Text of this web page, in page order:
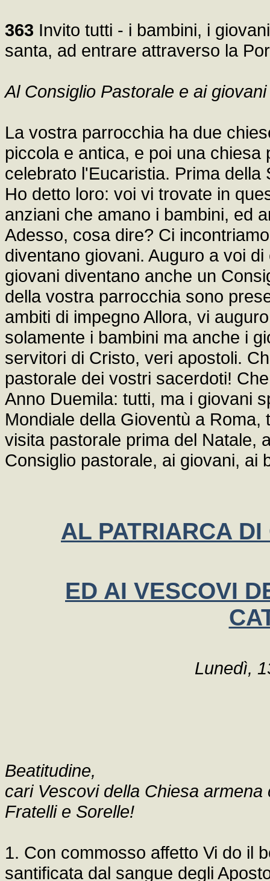
363 Invito tutti - i bambini, i
santa, ad entrare attraverso la
Al Consiglio Pastorale e ai giovani
La vostra parrocchia ha due
piccola e antica, e poi una
celebrato l'Eucaristia. Prima
Ho detto loro: voi vi trovate in
anziani che amano i bambini, ed
Adesso, cosa dire? Ci
diventano giovani. Auguro a voi
giovani diventano anche un
della vostra parrocchia sono
ambiti di impegno Allora, vi
solamente i bambini ma anche i
servitori di Cristo, veri apostoli.
pastorale dei vostri sacerdoti!
Anno Duemila: tutti, ma i giovani
Mondiale della Gioventù a
visita pastorale prima del Natale,
Consiglio pastorale, ai giovani, ai
AL PATRIARCA
ED AI VESCOVI
Lunedì,
Beatitudine,
cari Vescovi della Chiesa armena
Fratelli e Sorelle!
1. Con commosso affetto Vi do il
santificata dal sangue degli